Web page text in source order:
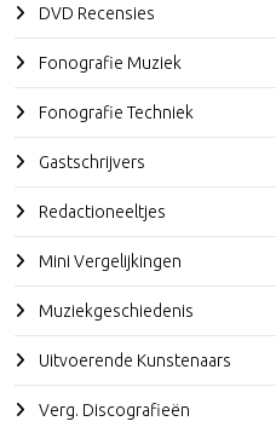
DVD Recensies
Fonografie Muziek
Fonografie Techniek
Gastschrijvers
Redactioneeltjes
Mini Vergelijkingen
Muziekgeschiedenis
Uitvoerende Kunstenaars
Verg. Discografieën